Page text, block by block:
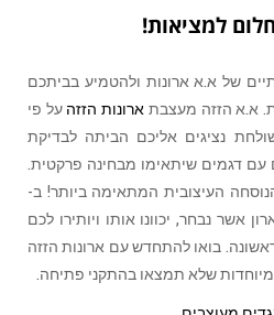
למציאות!
של א.א ארונות ולהטמיע בביתכם
א.א הזזה מעצבת ארונות הזזה על פי
נציגים אליכם הביתה לבדיקת
עם דגמים שיתאימו מבחינה פרקטית.
העיצובית המתאימה ביותר! ב-
אשר נבחר, יכוונו אותו ויותירו לכם
בואו להתחדש עם ארונות הזזה
מיוחדות שלא תמצאו בהתקני פתיחה.